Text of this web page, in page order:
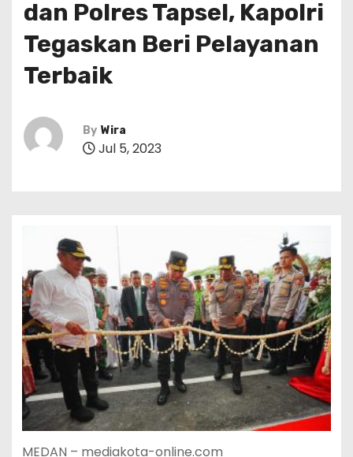
dan Polres Tapsel, Kapolri
Tegaskan Beri Pelayanan
Terbaik
By Wira
Jul 5, 2023
MEDAN – mediakota-online.com